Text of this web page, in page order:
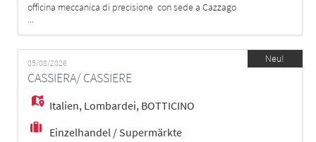
officina meccanica di precisione con sede a Cazzago
San Martino (BS), UN/UNA Responsabile di
Produzione. Il Ruolo e il Contesto Organizzativo La
risorsa inserita agirà come figura chiave e punto di
contatto tra l'officina produttiva, l'amministrazione e la
Direzione aziendale. Lavorerà in
...
05/08/2026
CASSIERA/ CASSIERE
Italien, Lombardei, BOTTICINO
Einzelhandel / Supermärkte
Neu!